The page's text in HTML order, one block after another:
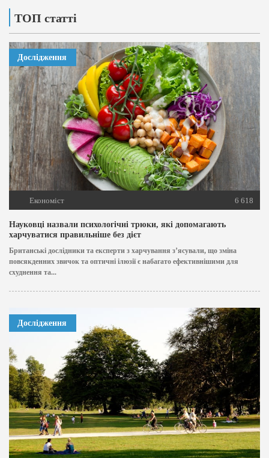
ТОП статті
Дослідження
Економіст 6 618
Науковці назвали психологічні трюки, які допомагають
харчуватися правильніше без дієт
Британські дослідники та експерти з харчування з’ясували, що зміна
повсякденних звичок та оптичні ілюзії є набагато ефективнішими для
схуднення та...
Дослідження